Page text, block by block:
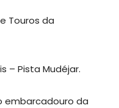
Touros da
– Pista Mudéjar.
embarcadouro da